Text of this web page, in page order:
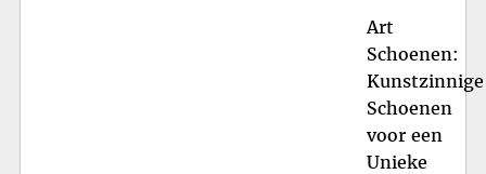
Art
Schoenen:
Kunstzinnige
Schoenen
voor een
Unieke